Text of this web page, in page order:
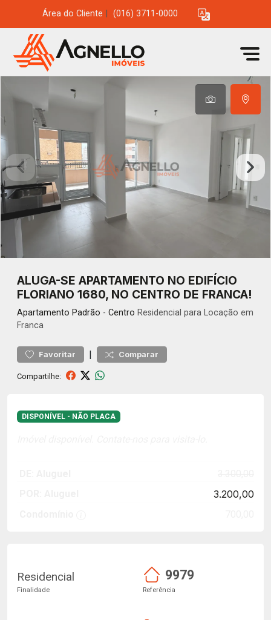
Área do Cliente (016) 3711-0000
ALUGA-SE APARTAMENTO NO EDIFÍCIO
FLORIANO 1680, NO CENTRO DE FRANCA!
Apartamento Padrão - Centro Residencial para Locação em
Franca
Favoritar | Comparar
Compartilhe:
DISPONÍVEL - NÃO PLACA
3.200,00
Residencial
Finalidade
9979
Referência